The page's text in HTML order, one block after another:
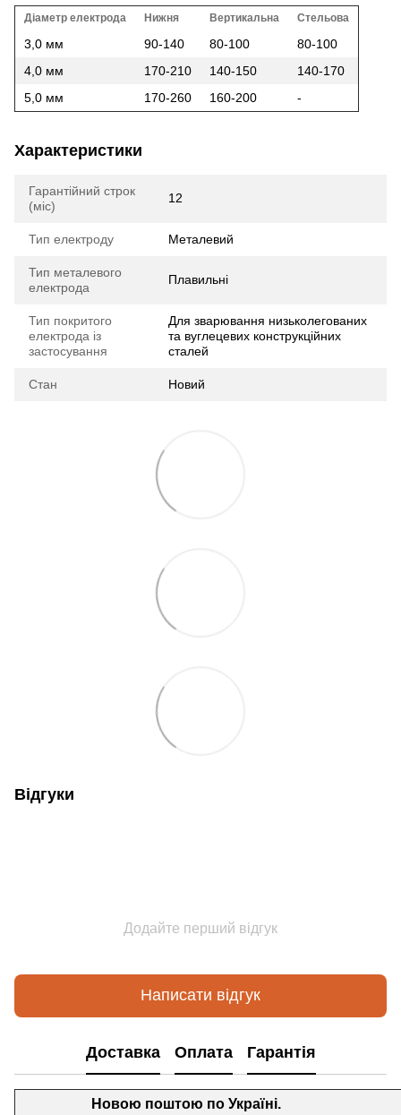
Діаметр електрода Нижня Вертикальна Стельова
3,0 мм 90-140 80-100
80-100
4,0 мм
170-210 140-150
140-170
5,0 мм
170-260 160-200 -
Характеристики
Гарантійний строк
(міс)
12
Тип електроду Металевий
Тип металевого
електрода
Плавильні
Тип покритого
електрода із
застосування
Для зварювання низьколегованих
та вуглецевих конструкційних
сталей
Стан Новий
Відгуки
Додайте перший відгук
Написати відгук
Доставка Оплата Гарантія
Новою поштою по Україні.